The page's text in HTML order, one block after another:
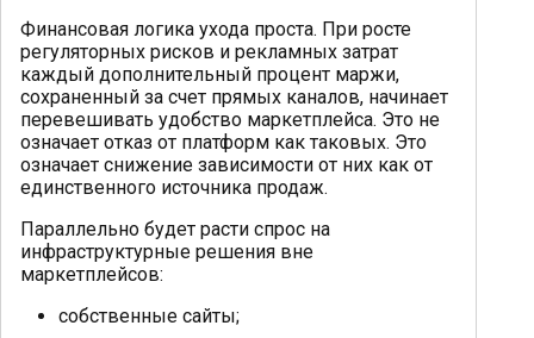
Финансовая логика ухода проста. При росте
регуляторных рисков и рекламных затрат
каждый дополнительный процент маржи,
сохраненный за счет прямых каналов, начинает
перевешивать удобство маркетплейса. Это не
означает отказ от платформ как таковых. Это
означает снижение зависимости от них как от
единственного источника продаж.
Параллельно будет расти спрос на
инфраструктурные решения вне
маркетплейсов:
собственные сайты;